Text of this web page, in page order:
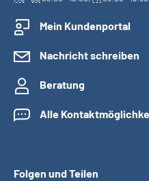
Mein Kundenportal
Nachricht schreiben
Beratung
Alle
Folgen und Teilen